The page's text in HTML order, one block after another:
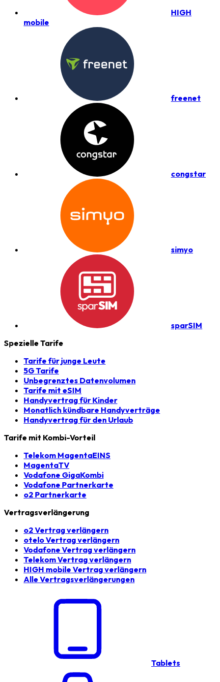
HIGH
mobile
freenet
congstar
simyo
sparSIM
Spezielle Tarife
Tarife für junge Leute
5G Tarife
Unbegrenztes Datenvolumen
Tarife mit eSIM
Handyvertrag für Kinder
Monatlich kündbare Handyverträge
Handyvertrag für den Urlaub
Tarife mit Kombi-Vorteil
Telekom MagentaEINS
MagentaTV
Vodafone GigaKombi
Vodafone Partnerkarte
o2 Partnerkarte
Vertragsverlängerung
o2 Vertrag verlängern
otelo Vertrag verlängern
Vodafone Vertrag verlängern
Telekom Vertrag verlängern
HIGH mobile Vertrag verlängern
Alle Vertragsverlängerungen
Tablets